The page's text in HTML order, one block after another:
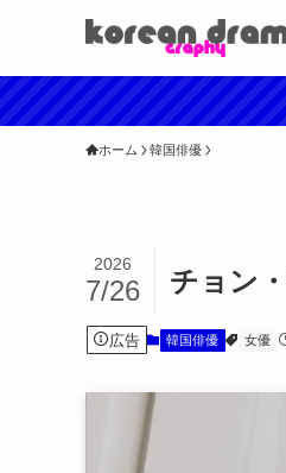
ホーム 韓国俳優
チョン
2026
7/26
広告 韓国俳優 女優